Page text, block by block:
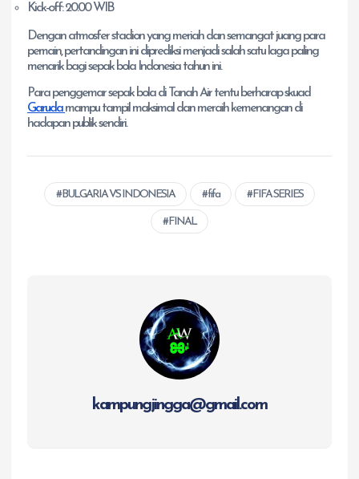
Kick-off: 20.00 WIB
Dengan atmosfer stadion yang meriah dan semangat juang para
pemain, pertandingan ini diprediksi menjadi salah satu laga paling
menarik bagi sepak bola Indonesia tahun ini.
Para penggemar sepak bola di Tanah Air tentu berharap skuad
Garudamampu tampil maksimal dan meraih kemenangan di
hadapan publik sendiri.
BULGARIA VS INDONESIA fifa FIFA SERIES
FINAL
kampungjingga@gmail.com